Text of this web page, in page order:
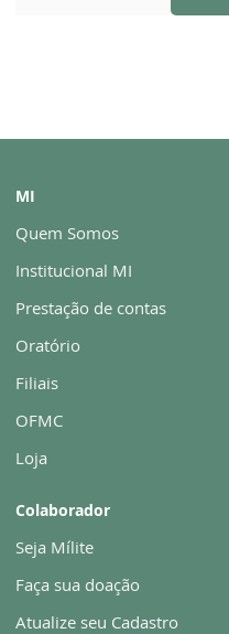
MI
Quem Somos
Institucional MI
Prestação de contas
Oratório
Filiais
OFMC
Loja
Colaborador
Seja Mílite
Faça sua doação
Atualize seu Cadastro